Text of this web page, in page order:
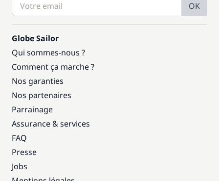
OK
Globe Sailor
Qui sommes-nous ?
Comment ça marche ?
Nos garanties
Nos partenaires
Parrainage
Assurance & services
FAQ
Presse
Jobs